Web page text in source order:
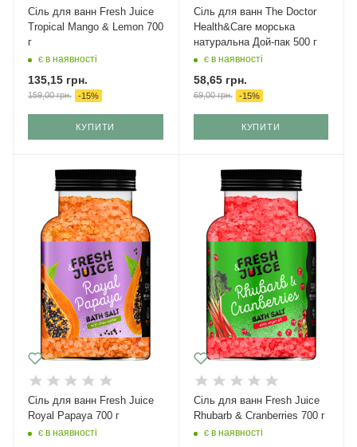
Сіль для ванн Fresh Juice
Tropical Mango & Lemon 700
г
є в наявності
135,15 грн.
159,00грн. -15%
КУПИТИ
Cіль для ванн The Doctor
Health&Care морська
натуральна Дой-пак 500 г
є в наявності
58,65грн.
69,00грн. -15%
КУПИТИ
Сіль для ванн Fresh Juice
Royal Papaya 700 г
є в наявності
Сіль для ванн Fresh Juice
Rhubarb & Cranberries 700 г
є в наявності